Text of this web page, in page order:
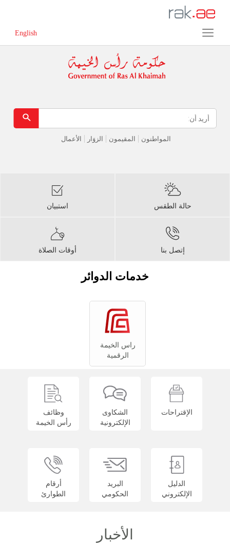
English
المواطنون المقيمون الزوَار الأعمال
استبيان حالة الطقس
أوقات الصلاة إتصل بنا
خدمات الدوائر
راس الخيمة
الرقمية
الإقتراحات
الشكاوى
الإلكترونية
وظائف
رأس الخيمة
الدليل
الإلكتروني
البريد
الحكومي
أرقام
الطوارئ
الأخبار